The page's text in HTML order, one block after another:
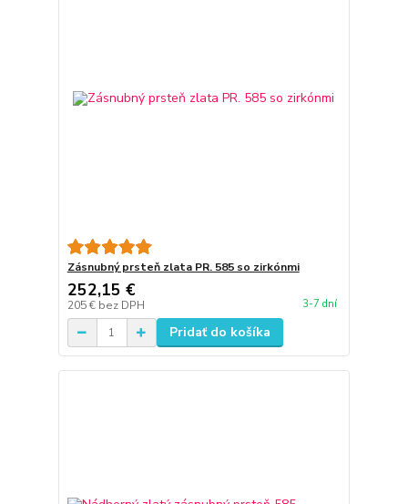
Zásnubný prsteň zlata PR. 585 so zirkónmi
252,15 €
205 € bez DPH 3-7 dní
Pridať do košíka